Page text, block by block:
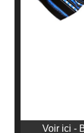
Voir ici -